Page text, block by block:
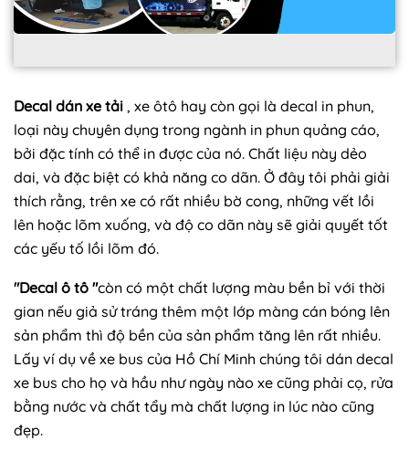
Decal dán xe tải , xe ôtô hay còn gọi là decal in phun,
loại này chuyên dụng trong ngành in phun quảng cáo,
bởi đặc tính có thể in được của nó. Chất liệu này dẻo
dai, và đặc biệt có khả năng co dãn. Ở đây tôi phải giải
thích rằng, trên xe có rất nhiều bờ cong, những vết lồi
lên hoặc lõm xuống, và độ co dãn này sẽ giải quyết tốt
các yếu tố lồi lõm đó.
"Decal ô tô "còn có một chất lượng màu bền bỉ với thời
gian nếu giả sử tráng thêm một lớp màng cán bóng lên
sản phẩm thì độ bền của sản phẩm tăng lên rất nhiều.
Lấy ví dụ về xe bus của Hồ Chí Minh chúng tôi dán decal
xe bus cho họ và hầu như ngày nào xe cũng phải cọ, rửa
bằng nước và chất tẩy mà chất lượng in lúc nào cũng
đẹp.